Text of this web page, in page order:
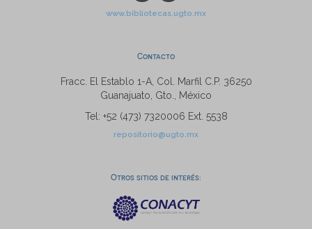
www.bibliotecas.ugto.mx
Contacto
Fracc. El Establo 1-A, Col. Marfil C.P. 36250
Guanajuato, Gto., México
Tel: +52 (473) 7320006 Ext. 5538
repositorio@ugto.mx
Otros sitios de interés: